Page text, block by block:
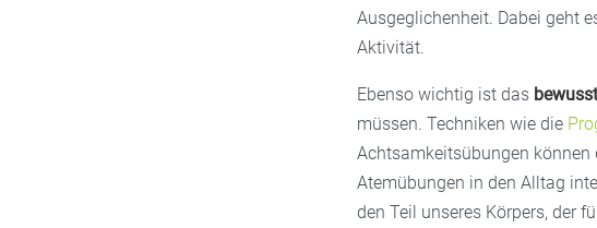
Ausgeglichenheit. Dabei geht
Aktivität.
Ebenso wichtig ist das
müssen. Techniken wie die
Achtsamkeitsübungen können
Atemübungen in den Alltag
den Teil unseres Körpers, der